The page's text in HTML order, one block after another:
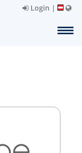
Login |